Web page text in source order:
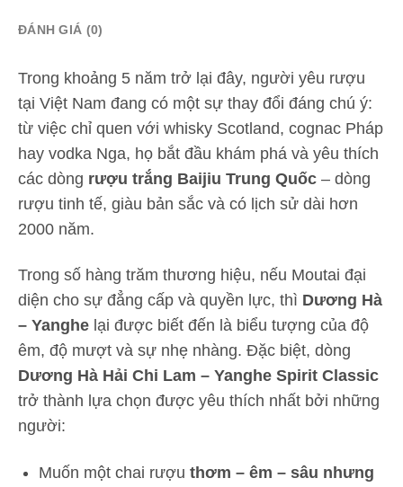
ĐÁNH GIÁ (0)
Trong khoảng 5 năm trở lại đây, người yêu rượu
tại Việt Nam đang có một sự thay đổi đáng chú ý:
từ việc chỉ quen với whisky Scotland, cognac Pháp
hay vodka Nga, họ bắt đầu khám phá và yêu thích
các dòng rượu trắng Baijiu Trung Quốc – dòng
rượu tinh tế, giàu bản sắc và có lịch sử dài hơn
2000 năm.
Trong số hàng trăm thương hiệu, nếu Moutai đại
diện cho sự đẳng cấp và quyền lực, thì Dương Hà
– Yanghe lại được biết đến là biểu tượng của độ
êm, độ mượt và sự nhẹ nhàng. Đặc biệt, dòng
Dương Hà Hải Chi Lam – Yanghe Spirit Classic
trở thành lựa chọn được yêu thích nhất bởi những
người:
Muốn một chai rượuthơm – êm – sâu nhưng